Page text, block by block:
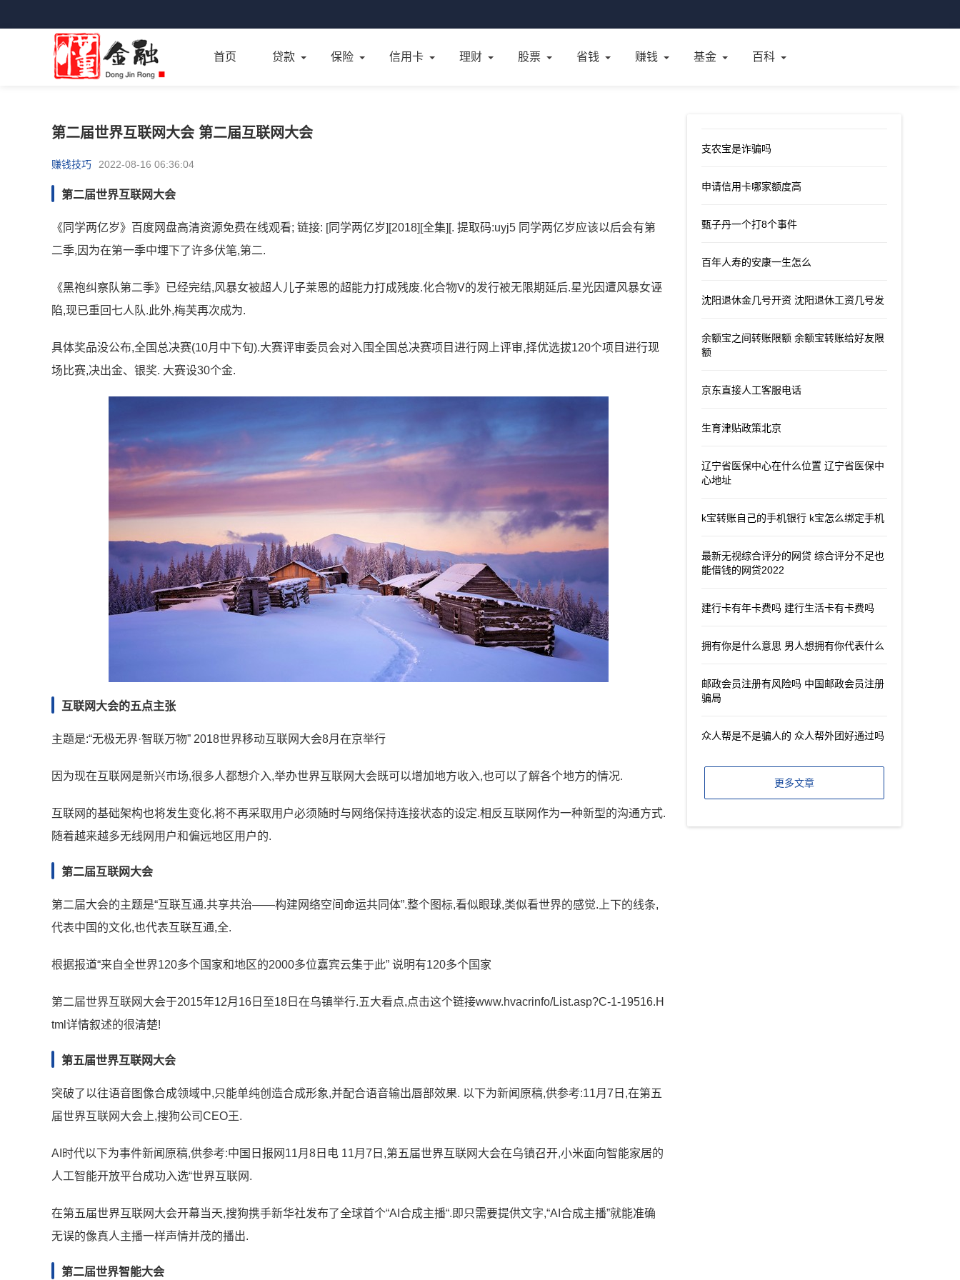
首页 贷款 保险 信用卡 理财 股票 省钱 赚钱 基金 百科
第二届世界互联网大会 第二届互联网大会
赚钱技巧 2022-08-16 06:36:04
第二届世界互联网大会
《同学两亿岁》百度网盘高清资源免费在线观看; 链接: [同学两亿岁][2018][全集][. 提取码:uyj5 同学两亿岁应该以后会有第
二季,因为在第一季中埋下了许多伏笔,第二.
《黑袍纠察队第二季》已经完结,风暴女被超人儿子莱恩的超能力打成残废.化合物V的发行被无限期延后.星光因遭风暴女诬
陷,现已重回七人队.此外,梅芙再次成为.
具体奖品没公布,全国总决赛(10月中下旬).大赛评审委员会对入围全国总决赛项目进行网上评审,择优选拔120个项目进行现
场比赛,决出金、银奖. 大赛设30个金.
互联网大会的五点主张
主题是:“无极无界·智联万物” 2018世界移动互联网大会8月在京举行
因为现在互联网是新兴市场,很多人都想介入,举办世界互联网大会既可以增加地方收入,也可以了解各个地方的情况.
互联网的基础架构也将发生变化,将不再采取用户必须随时与网络保持连接状态的设定.相反互联网作为一种新型的沟通方式.
随着越来越多无线网用户和偏远地区用户的.
第二届互联网大会
第二届大会的主题是“互联互通.共享共治——构建网络空间命运共同体”.整个图标,看似眼球,类似看世界的感觉.上下的线条,
代表中国的文化,也代表互联互通,全.
根据报道“来自全世界120多个国家和地区的2000多位嘉宾云集于此” 说明有120多个国家
第二届世界互联网大会于2015年12月16日至18日在乌镇举行.五大看点,点击这个链接www.hvacrinfo/List.asp?C-1-19516.H
tml详情叙述的很清楚!
第五届世界互联网大会
突破了以往语音图像合成领域中,只能单纯创造合成形象,并配合语音输出唇部效果. 以下为新闻原稿,供参考:11月7日,在第五
届世界互联网大会上,搜狗公司CEO王.
AI时代以下为事件新闻原稿,供参考:中国日报网11月8日电 11月7日,第五届世界互联网大会在乌镇召开,小米面向智能家居的
人工智能开放平台成功入选“世界互联网.
在第五届世界互联网大会开幕当天,搜狗携手新华社发布了全球首个“AI合成主播“.即只需要提供文字,“AI合成主播”就能准确
无误的像真人主播一样声情并茂的播出.
第二届世界智能大会
支农宝是诈骗吗
申请信用卡哪家额度高
甄子丹一个打8个事件
百年人寿的安康一生怎么
沈阳退休金几号开资 沈阳退休工资几号发
余额宝之间转账限额 余额宝转账给好友限
额
京东直接人工客服电话
生育津贴政策北京
辽宁省医保中心在什么位置 辽宁省医保中
心地址
k宝转账自己的手机银行 k宝怎么绑定手机
最新无视综合评分的网贷 综合评分不足也
能借钱的网贷2022
建行卡有年卡费吗 建行生活卡有卡费吗
拥有你是什么意思 男人想拥有你代表什么
邮政会员注册有风险吗 中国邮政会员注册
骗局
众人帮是不是骗人的 众人帮外团好通过吗
更多文章